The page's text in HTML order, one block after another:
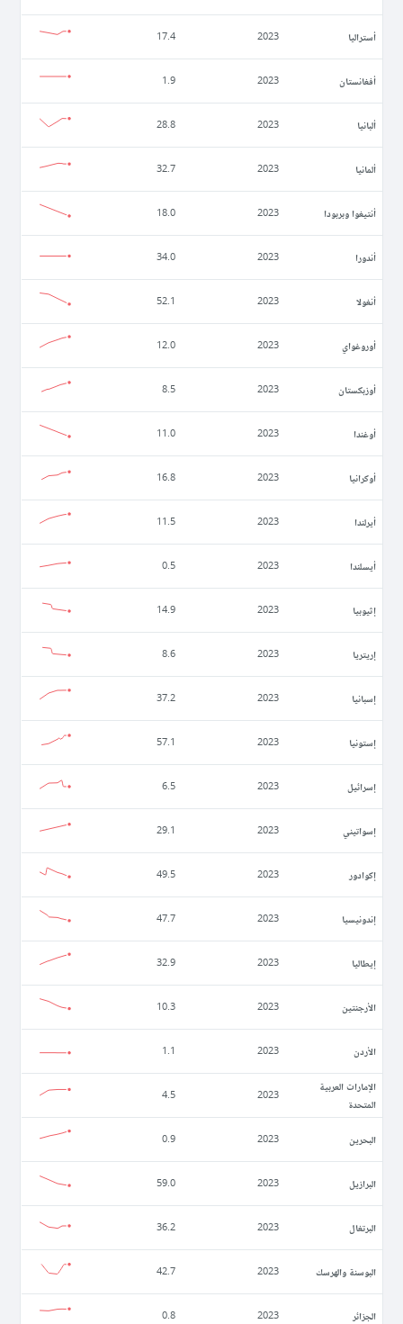
أستراليا 2023
17.4
أفغانستان 2023
1.9
ألبانيا 2023
28.8
ألمانيا 2023
32.7
أنتيغوا وبربودا 2023
18.0
أندورا 2023
34.0
أنغولا 2023
52.1
أوروغواي 2023
12.0
أوزبكستان 2023
8.5
أوغندا 2023
11.0
أوكرانيا 2023
16.8
أيرلندا 2023
11.5
أيسلندا 2023
0.5
إثيوبيا 2023
14.9
إريتريا 2023
8.6
إسبانيا 2023
37.2
إستونيا 2023
57.1
إسرائيل 2023
6.5
إسواتيني 2023
29.1
إكوادور 2023
49.5
إندونيسيا 2023
47.7
إيطاليا 2023
32.9
الأرجنتين 2023
10.3
الأردن 2023
1.1
الإمارات العربية
المتحدة
2023
4.5
البحرين 2023
0.9
البرازيل 2023
59.0
البرتغال 2023
36.2
البوسنة والهرسك 2023
42.7
الجزائر 2023
0.8